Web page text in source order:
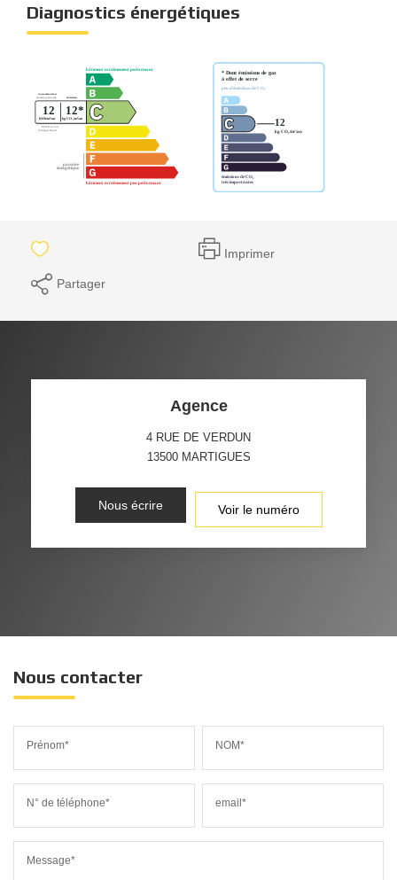
Diagnostics énergétiques
Imprimer
Partager
Agence
4 RUE DE VERDUN
13500 MARTIGUES
Nous écrire Voir le numéro
Nous contacter
Prénom* NOM*
N° de téléphone* email*
Message*